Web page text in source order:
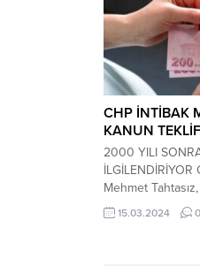
yararlanamadı.
Karagümrük
tamamladı.
CHP İNTİBAK
KANUN
2000 YILI
Mehmet
maaş
kanun teklifi
15.03.2024 0